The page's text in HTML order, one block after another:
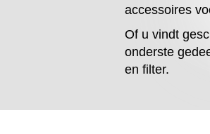
accessoires
Of u vindt
onderste
en filter.